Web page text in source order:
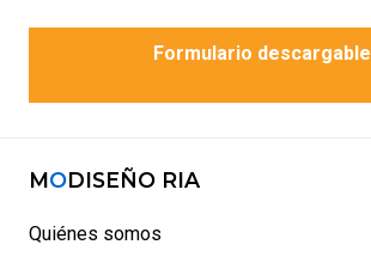
Formulario descargable
MODISEÑO RIA
Quiénes somos